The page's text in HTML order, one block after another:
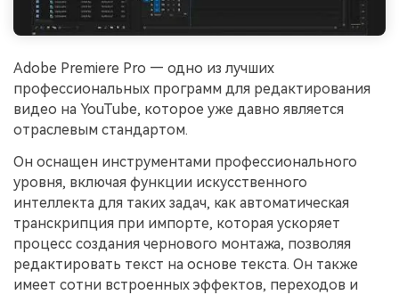
Adobe Premiere Pro — одно из лучших
профессиональных программ для редактирования
видео на YouTube, которое уже давно является
отраслевым стандартом.
Он оснащен инструментами профессионального
уровня, включая функции искусственного
интеллекта для таких задач, как автоматическая
транскрипция при импорте, которая ускоряет
процесс создания чернового монтажа, позволяя
редактировать текст на основе текста. Он также
имеет сотни встроенных эффектов, переходов и